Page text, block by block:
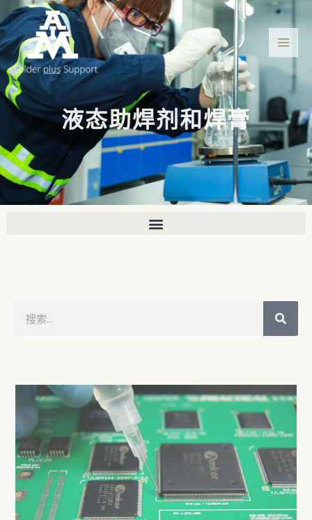
至
内
容
主
菜
单
液态助焊剂和焊膏
c